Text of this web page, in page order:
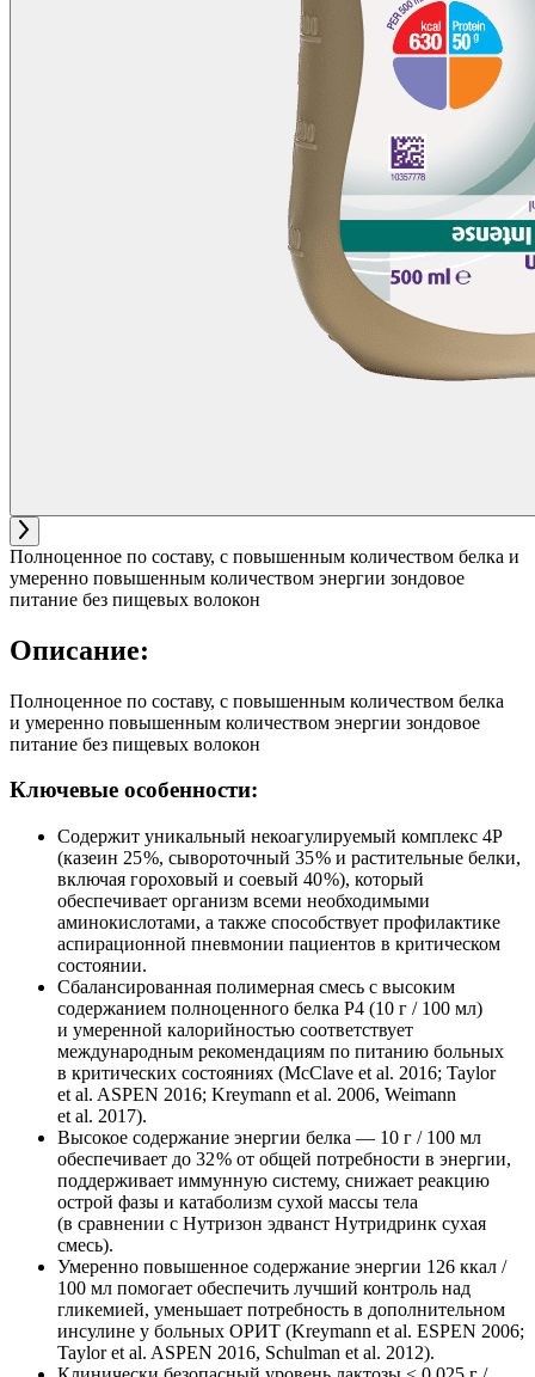
Полноценное по составу, с повышенным количеством белка и
умеренно повышенным количеством энергии зондовое
питание без пищевых волокон
Описание:
Полноценное по составу, с повышенным количеством белка
и умеренно повышенным количеством энергии зондовое
питание без пищевых волокон
Ключевые особенности:
Содержит уникальный некоагулируемый комплекс 4Р
(казеин 25 %, сывороточный 35 % и растительные белки,
включая гороховый и соевый 40 %), который
обеспечивает организм всеми необходимыми
аминокислотами, а также способствует профилактике
аспирационной пневмонии пациентов в критическом
состоянии.
Сбалансированная полимерная смесь с высоким
содержанием полноценного белка Р4 (10 г / 100 мл)
и умеренной калорийностью соответствует
международным рекомендациям по питанию больных
в критических состояниях (McClave et al. 2016; Taylor
et al. ASPEN 2016; Kreymann et al. 2006, Weimann
et al. 2017).
Высокое содержание энергии белка — 10 г / 100 мл
обеспечивает до 32 % от общей потребности в энергии,
поддерживает иммунную систему, снижает реакцию
острой фазы и катаболизм сухой массы тела
(в сравнении с Нутризон эдванст Нутридринк сухая
смесь).
Умеренно повышенное содержание энергии 126 ккал /
100 мл помогает обеспечить лучший контроль над
гликемией, уменьшает потребность в дополнительном
инсулине у больных ОРИТ (Kreymann et al. ESPEN 2006;
Taylor et al. ASPEN 2016, Schulman et al. 2012).